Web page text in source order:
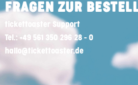
FRAGEN ZUR
tickettoaster Support
Tel.: +49 561 350 296 28 - 0
hallo@tickettoaster.de